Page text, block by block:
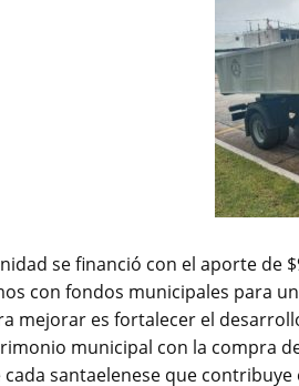
se financió con el aporte de
con fondos municipales para
mejorar es fortalecer el
municipal con la compra
cada santaelenese que contribuye